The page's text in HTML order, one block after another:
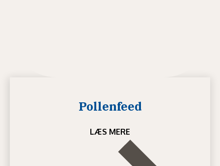
Pollenfeed
LÆS MERE